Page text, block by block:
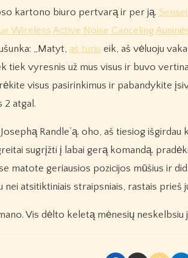
kartono biuro pertvarą ir per ją.
Wireless Active Noise Canceling
„Matyt, aš turiu eik, aš vėluoju
tiek vyresnis už mus visus ir buvo
visus pasirinkimus ir pabandykite
2 atgal.
Randle’ą. oho, aš tiesiog
sugrįžti į labai gerą komandą.
matote geriausios pozicijos mūšius ir
nei atsitiktiniais straipsniais, rastais prieš
Vis dėlto keletą mėnesių neskelbsiu